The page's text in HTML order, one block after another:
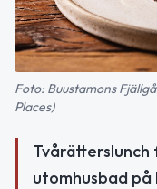
Foto: Buustamons
Places)
utomhusbad på